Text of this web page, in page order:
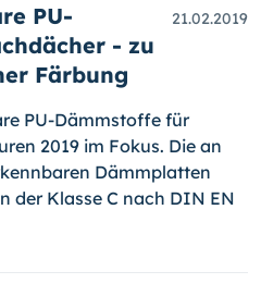
PU-
- zu
Färbung
21.02.2019
PU-Dämmstoffe für
2019 im Fokus. Die an
Dämm­plat­ten
der Klasse C nach DIN EN